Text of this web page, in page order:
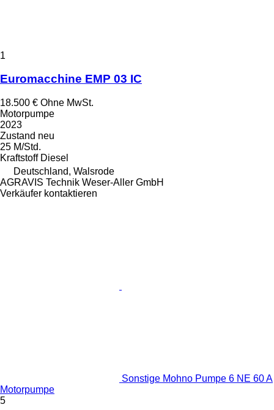
1
Euromacchine EMP 03 IC
18.500 € Ohne MwSt.
Motorpumpe
2023
Zustand neu
25 M/Std.
Kraftstoff Diesel
Deutschland, Walsrode
AGRAVIS Technik Weser-Aller GmbH
Verkäufer kontaktieren
Sonstige Mohno Pumpe 6 NE 60 A
Motorpumpe
5